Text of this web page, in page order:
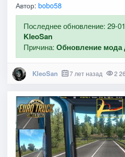
Автор:bobo58
Последнее обновление: 29-
KleoSan
Причина:Обновление мода
KleoSan 7 лет назад 2